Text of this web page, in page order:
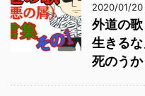
2020/01/20
外道の
生きる
死のうか